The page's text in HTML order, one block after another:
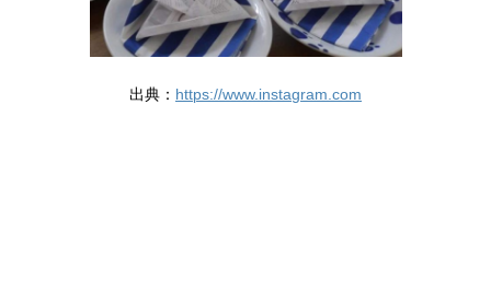
出典： https://www.instagram.com